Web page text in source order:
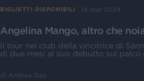
BIGLIETTI DISPONIBILI 14 mar 2024
Angelina Mango, altro che
Il tour nei club della vincitrice di
di due mesi al suo debutto sul palco
di Andrea Daz